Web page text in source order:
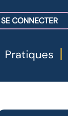
SE CONNECTER
Pratiques |